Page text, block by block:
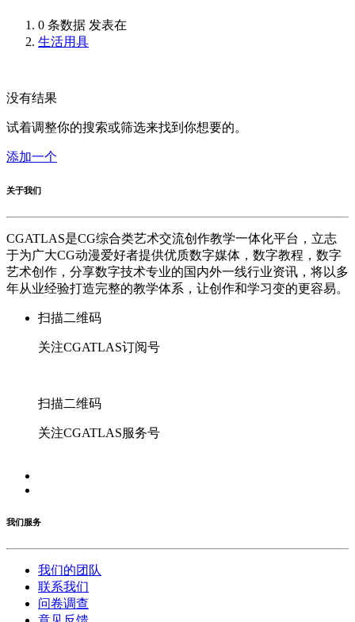
0 条数据 发表在
生活用具
没有结果
试着调整你的搜索或筛选来找到你想要的。
添加一个
关于我们
CGATLAS是CG综合类艺术交流创作教学一体化平台，立志
于为广大CG动漫爱好者提供优质数字媒体，数字教程，数字
艺术创作，分享数字技术专业的国内外一线行业资讯，将以多
年从业经验打造完整的教学体系，让创作和学习变的更容易。
扫描二维码
关注CGATLAS订阅号
扫描二维码
关注CGATLAS服务号
我们服务
我们的团队
联系我们
问卷调查